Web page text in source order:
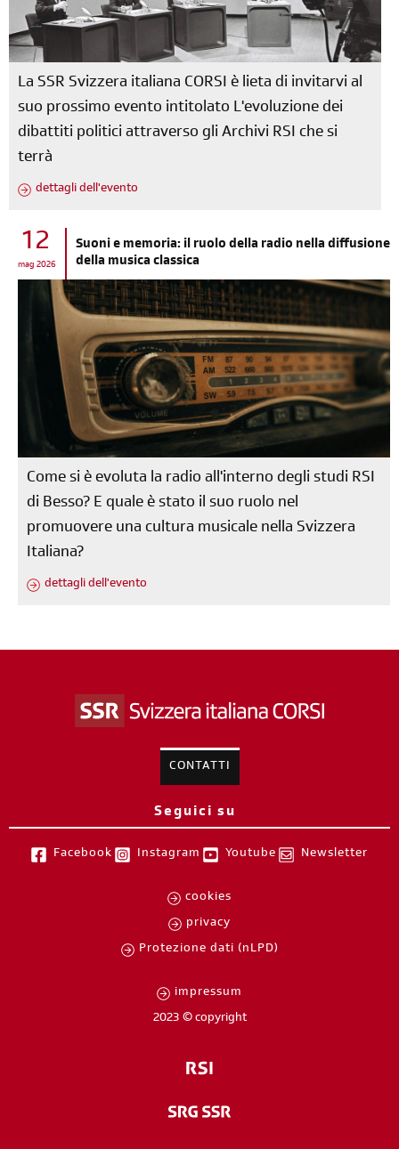
La SSR Svizzera italiana CORSI è lieta di invitarvi al
suo prossimo evento intitolato L'evoluzione dei
dibattiti politici attraverso gli Archivi RSI che si
terrà
dettagli dell'evento
12
mag 2026
Suoni e memoria: il ruolo della radio nella diffusione
della musica classica
Come si è evoluta la radio all'interno degli studi RSI
di Besso? E quale è stato il suo ruolo nel
promuovere una cultura musicale nella Svizzera
Italiana?
dettagli dell'evento
CONTATTI
Seguici su
Facebook Instagram Youtube Newsletter
cookies
privacy
Protezione dati (nLPD)
impressum
2023 © copyright